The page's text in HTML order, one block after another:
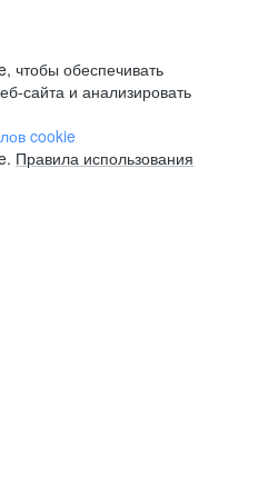
чтобы обеспечивать
сайта и анализировать
cookie
Правила использования